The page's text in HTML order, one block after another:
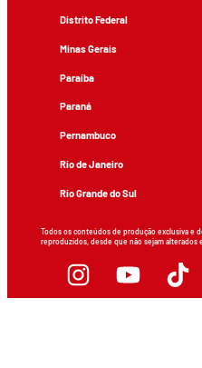
Distrito Federal
Minas Gerais
Paraíba
Paraná
Pernambuco
Rio de Janeiro
Rio Grande do Sul
Todos os conteúdos de produção exclusiva e
reproduzidos, desde que não sejam alterados